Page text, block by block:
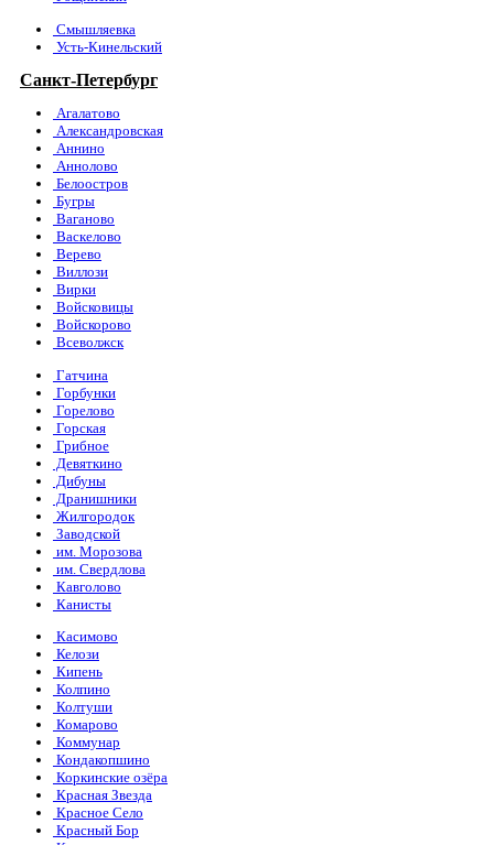
Смышляевка
Усть-Кинельский
Санкт-Петербург
Агалатово
Александровская
Аннино
Аннолово
Белоостров
Бугры
Ваганово
Васкелово
Верево
Виллози
Вирки
Войсковицы
Войскорово
Всеволжск
Гатчина
Горбунки
Горелово
Горская
Грибное
Девяткино
Дибуны
Дранишники
Жилгородок
Заводской
им. Морозова
им. Свердлова
Кавголово
Канисты
Касимово
Келози
Кипень
Колпино
Колтуши
Комарово
Коммунар
Кондакопшино
Коркинские озёра
Красная Звезда
Красное Село
Красный Бор